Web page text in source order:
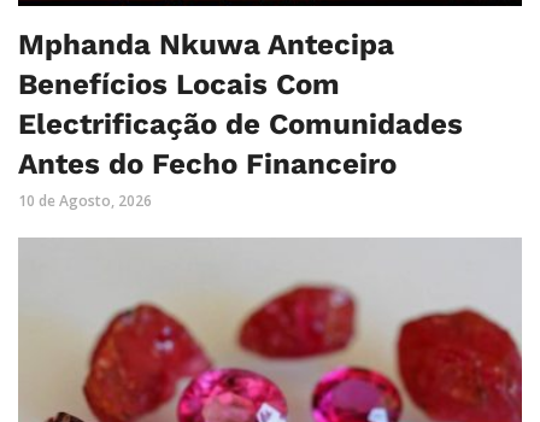
Mphanda Nkuwa Antecipa
Benefícios Locais Com
Electrificação de Comunidades
Antes do Fecho Financeiro
10 de Agosto, 2026